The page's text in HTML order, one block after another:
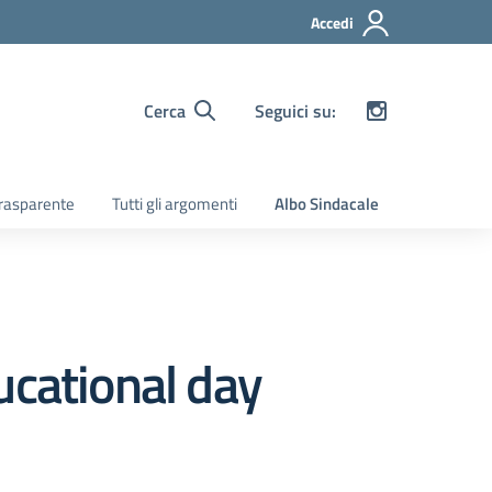
Accedi
Cerca Seguici su:
Tutti gli argomenti Albo Sindacale
day